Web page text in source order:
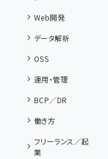
Web開発
データ解析
OSS
運用・管理
BCP／DR
働き方
フリーランス／起
業